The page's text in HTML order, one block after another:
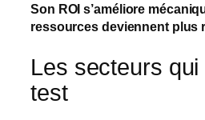
Son ROI s’améliore
ressources deviennent plus
Les secteurs
test